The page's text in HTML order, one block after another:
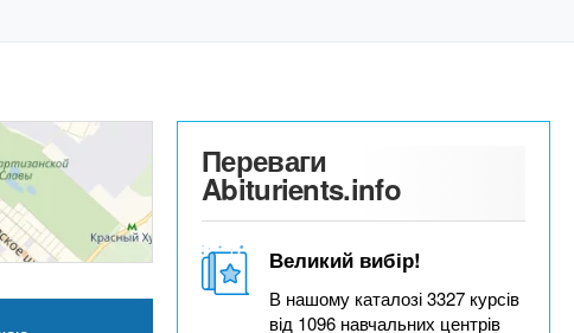
Переваги
Abiturients.info
Великий вибір!
В нашому каталозі 3327 курсів
від 1096 навчальних центрів